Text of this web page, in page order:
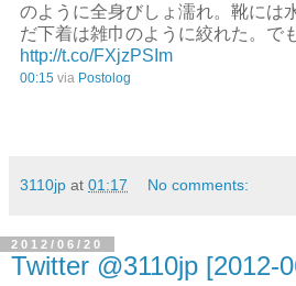
のように全身びしょ濡れ。靴には
だ下着は雑巾のように絞れた。で
http://t.co/FXjzPSIm
00:15 via Postolog
3110jp at 01:17 No comments:
2012/06/20
Twitter @3110jp [2012-